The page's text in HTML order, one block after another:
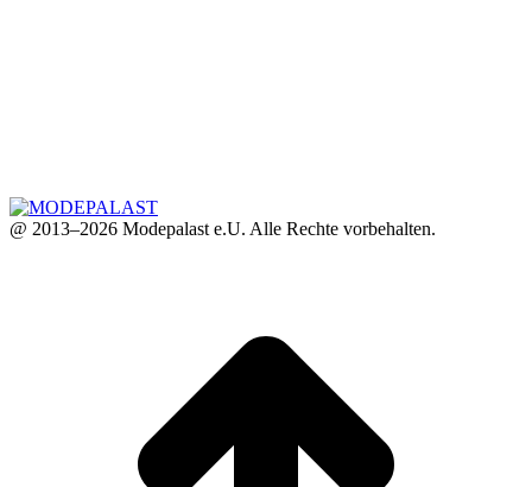
@ 2013–2026 Modepalast e.U. Alle Rechte vorbehalten.